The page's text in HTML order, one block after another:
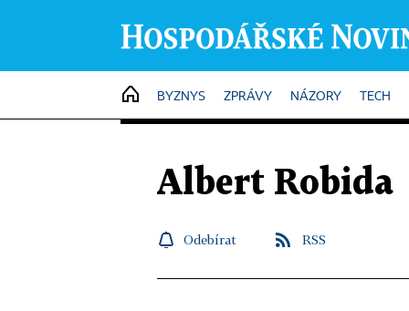
HOME
BYZNYS ZPRÁVY NÁZORY TECH
Albert Robida
Odebírat RSS